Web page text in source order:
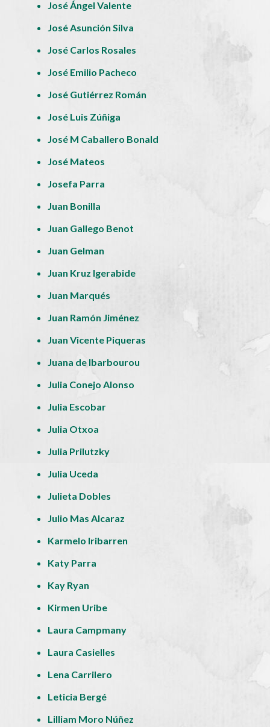
José Ángel Valente
José Asunción Silva
José Carlos Rosales
José Emilio Pacheco
José Gutiérrez Román
José Luis Zúñiga
José M Caballero Bonald
José Mateos
Josefa Parra
Juan Bonilla
Juan Gallego Benot
Juan Gelman
Juan Kruz Igerabide
Juan Marqués
Juan Ramón Jiménez
Juan Vicente Piqueras
Juana de Ibarbourou
Julia Conejo Alonso
Julia Escobar
Julia Otxoa
Julia Prilutzky
Julia Uceda
Julieta Dobles
Julio Mas Alcaraz
Karmelo Iribarren
Katy Parra
Kay Ryan
Kirmen Uribe
Laura Campmany
Laura Casielles
Lena Carrilero
Leticia Bergé
Lilliam Moro Núñez